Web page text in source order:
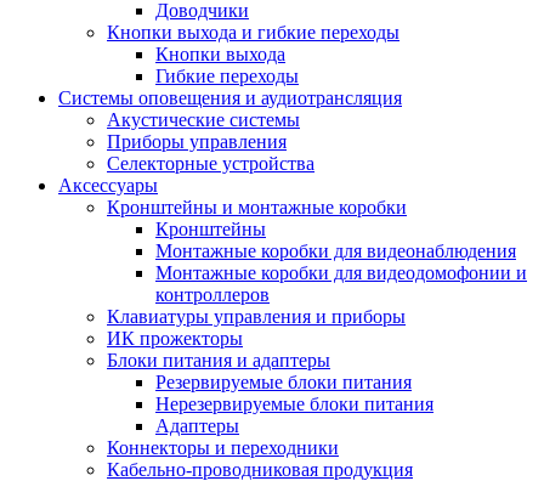
Доводчики
Кнопки выхода и гибкие переходы
Кнопки выхода
Гибкие переходы
Системы оповещения и аудиотрансляция
Акустические системы
Приборы управления
Селекторные устройства
Аксессуары
Кронштейны и монтажные коробки
Кронштейны
Монтажные коробки для видеонаблюдения
Монтажные коробки для видеодомофонии и
контроллеров
Клавиатуры управления и приборы
ИК прожекторы
Блоки питания и адаптеры
Резервируемые блоки питания
Нерезервируемые блоки питания
Адаптеры
Коннекторы и переходники
Кабельно-проводниковая продукция